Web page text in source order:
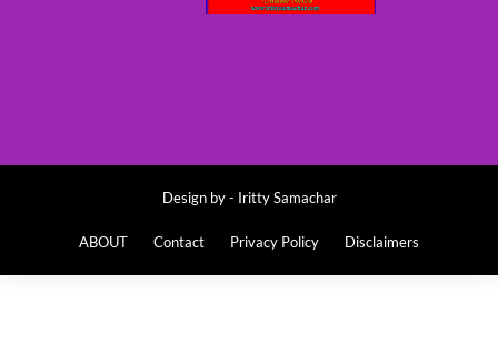
Design by - Iritty Samachar
ABOUT Contact Privacy Policy Disclaimers